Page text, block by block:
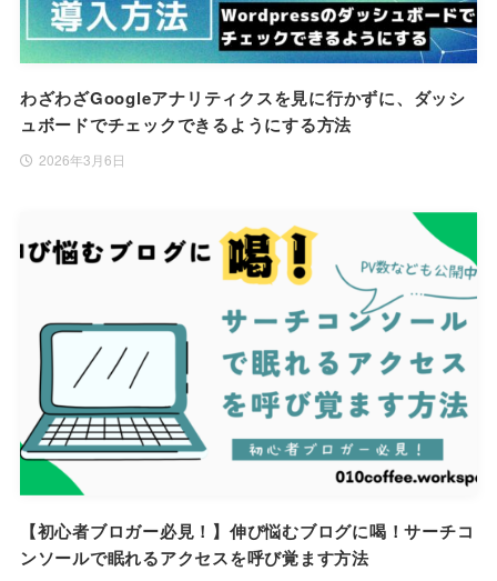
わざわざGoogleアナリティクスを見に行かずに、ダッシ
ュボードでチェックできるようにする方法
2026年3月6日
【初心者ブロガー必見！】伸び悩むブログに喝！サーチコ
ンソールで眠れるアクセスを呼び覚ます方法